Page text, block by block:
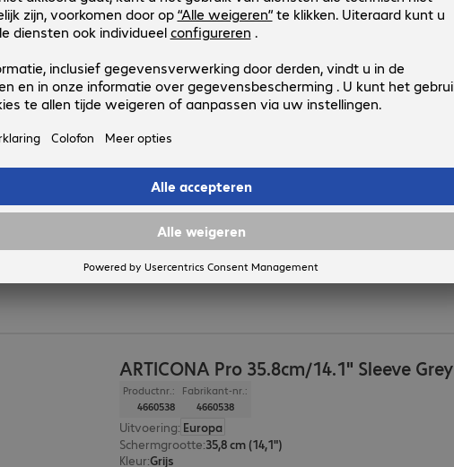
Uitvoering:Europa
Schermgrootte:29,5 cm (11,6")
Kleur:Blauw
Productnr.:
Fabrikant-nr.:
4660540
Uitvoering:Europa
Schermgrootte:39,6 cm (15,6")
Kleur:Grijs
Toepassing:Notebook, Tablet
ARTICONA Pro 35.8cm/14.1" Sleeve Grey
Productnr.:
4660538
Fabrikant-nr.:
4660538
Uitvoering: Europa
Schermgrootte:35,8 cm (14,1")
Kleur:Grijs